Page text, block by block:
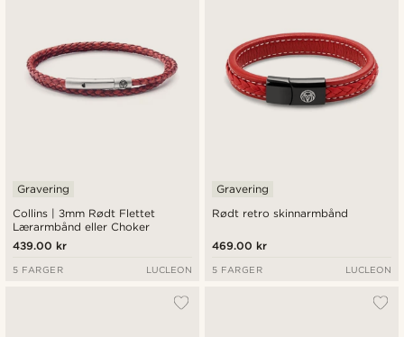
Collins | 3mm Rødt Flettet
Lærarmbånd eller Choker
Gravering
439.00 kr
5 FARGER LUCLEON
Rødt retro skinnarmbånd
Gravering
469.00 kr
5 FARGER LUCLEON